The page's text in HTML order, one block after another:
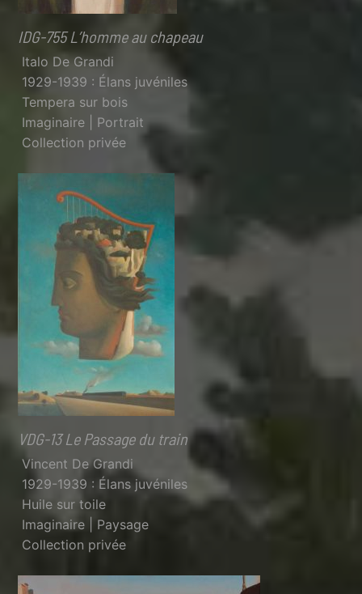
IDG-755 L’homme au chapeau
Italo De Grandi
1929-1939 : Élans juvéniles
Tempera sur bois
Imaginaire | Portrait
Collection privée
VDG-13 Le Passage du train
Vincent De Grandi
1929-1939 : Élans juvéniles
Huile sur toile
Imaginaire | Paysage
Collection privée